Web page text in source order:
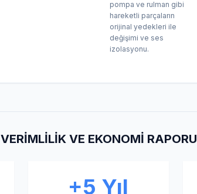
pompa ve rulman gibi
hareketli parçaların
orijinal yedekleri ile
değişimi ve ses
izolasyonu.
VERIMLILIK VE EKONOMI RAPORU
+5 Yıl